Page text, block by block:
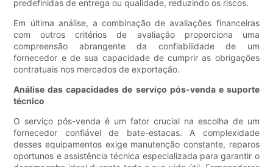
predefinidas de entrega ou qualidade, reduzindo os riscos.
Em última análise, a combinação de avaliações financeiras
com outros critérios de avaliação proporciona uma
compreensão abrangente da confiabilidade de um
fornecedor e de sua capacidade de cumprir as obrigações
contratuais nos mercados de exportação.
Análise das capacidades de serviço pós-venda e suporte
técnico
O serviço pós-venda é um fator crucial na escolha de um
fornecedor confiável de bate-estacas. A complexidade
desses equipamentos exige manutenção constante, reparos
oportunos e assistência técnica especializada para garantir o